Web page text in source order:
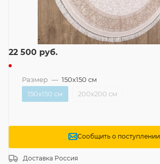
22 500 руб.
Размер — 150x150 см
150x150 см
200x200 см
Сообщить о поступлении
Доставка Россия